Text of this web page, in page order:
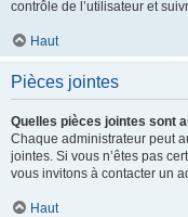
contrôle de l’utilisateur et
Haut
Pièces jointes
Quelles pièces jointes sont
Chaque administrateur peut
jointes. Si vous n’êtes pas
vous invitons à contacter un
Haut